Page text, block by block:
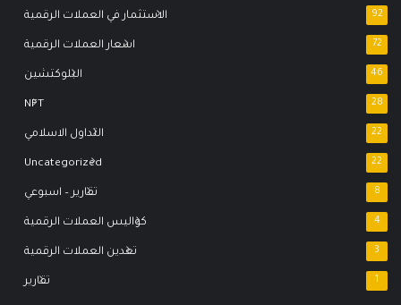
الاستثمار في العملات الرقمية 92
اسعار العملات الرقمية 72
البلوكتشين 46
NFT 28
التداول الاسلامي 22
Uncategorized 22
تقارير – اسبوعي 8
كواليس العملات الرقمية 4
تعدين العملات الرقمية 3
تقارير 1